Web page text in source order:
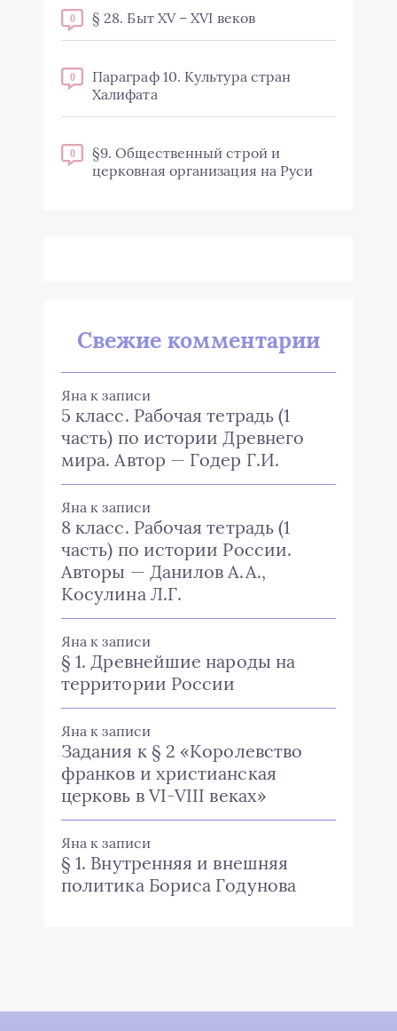
0 § 28. Быт XV – XVI веков
0
Параграф 10. Культура стран
Халифата
0
§9. Общественный строй и
церковная организация на Руси
Свежие комментарии
Яна к записи
5 класс. Рабочая тетрадь (1
часть) по истории Древнего
мира. Автор — Годер Г.И.
Яна к записи
8 класс. Рабочая тетрадь (1
часть) по истории России.
Авторы — Данилов А.А.,
Косулина Л.Г.
Яна к записи
§ 1. Древнейшие народы на
территории России
Яна к записи
Задания к § 2 «Королевство
франков и христианская
церковь в VI-VIII веках»
Яна к записи
§ 1. Внутренняя и внешняя
политика Бориса Годунова